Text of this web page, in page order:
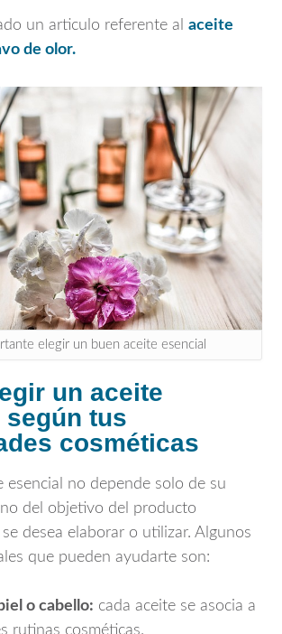
un articulo referente al aceite
de olor.
elegir un buen aceite esencial
un aceite
tus
cosméticas
esencial no depende solo de su
del objetivo del producto
desea elaborar o utilizar. Algunos
que pueden ayudarte son:
o cabello: cada aceite se asocia a
rutinas cosméticas.